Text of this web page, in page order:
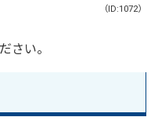
（ID:1072）
さい。